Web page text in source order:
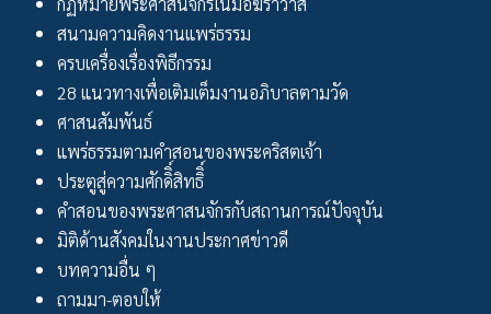
สนามความคิดงานแพร่ธรรม
ครบเครื่องเรื่องพิธีกรรม
28 แนวทางเพื่อเติมเต็มงานอภิบาลตามวัด
ศาสนสัมพันธ์
แพร่ธรรมตามคำสอนของพระคริสตเจ้า
ประตูสู่ความศักดิิ์สิทธิิ์
คำสอนของพระศาสนจักรกับสถานการณ์ปัจจุบัน
มิติด้านสังคมในงานประกาศข่าวดี
บทความอื่น ๆ
ถามมา-ตอบให้